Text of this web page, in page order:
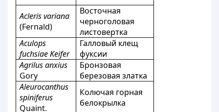
Acleris variana
(Fernald)
Восточная
черноголовая
листовертка
Aculops
fuchsiae Keifer
Галловый клещ
фуксии
Agrilus anxius
Gory
Бронзовая
березовая златка
Aleurocanthus
spiniferus
Quaint.
Колючая горная
белокрылка